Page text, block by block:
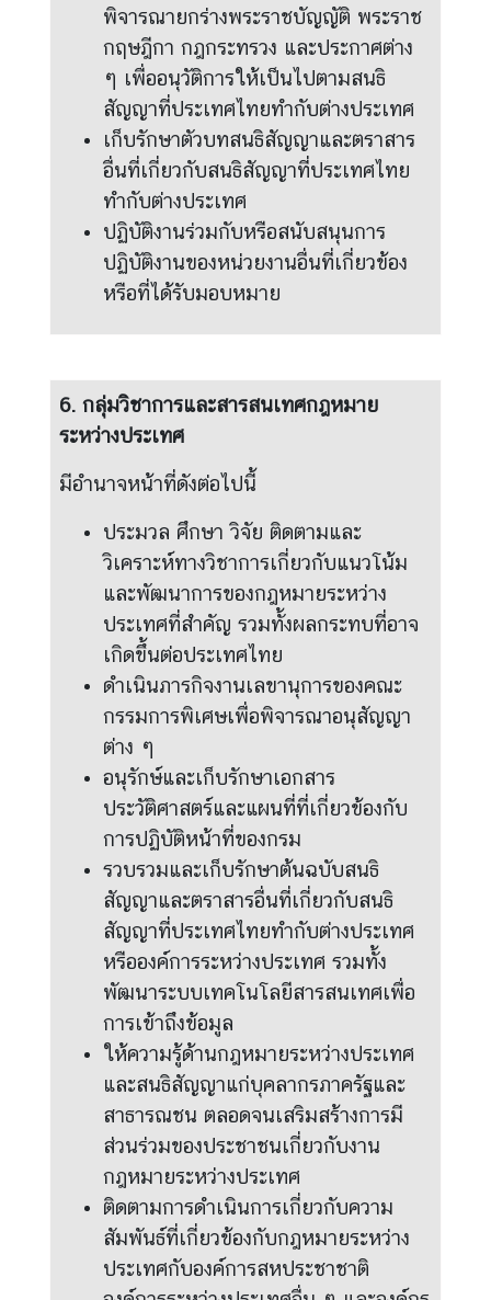
พิจารณายกร่างพระราชบัญญัติ พระราช
กฤษฎีกา กฎกระทรวง และประกาศต่าง
ๆ เพื่ออนุวัติการให้เป็นไปตามสนธิ
สัญญาที่ประเทศไทยทำกับต่างประเทศ
เก็บรักษาตัวบทสนธิสัญญาและตราสาร
อื่นที่เกี่ยวกับสนธิสัญญาที่ประเทศไทย
ทำกับต่างประเทศ
ปฏิบัติงานร่วมกับหรือสนับสนุนการ
ปฏิบัติงานของหน่วยงานอื่นที่เกี่ยวข้อง
หรือที่ได้รับมอบหมาย
6. กลุ่มวิชาการและสารสนเทศกฎหมาย
ระหว่างประเทศ
มีอำนาจหน้าที่ดังต่อไปนี้
ประมวล ศึกษา วิจัย ติดตามและ
วิเคราะห์ทางวิชาการเกี่ยวกับแนวโน้ม
และพัฒนาการของกฎหมายระหว่าง
ประเทศที่สำคัญ รวมทั้งผลกระทบที่อาจ
เกิดขึ้นต่อประเทศไทย
ดำเนินภารกิจงานเลขานุการของคณะ
กรรมการพิเศษเพื่อพิจารณาอนุสัญญา
ต่าง ๆ
อนุรักษ์และเก็บรักษาเอกสาร
ประวัติศาสตร์และแผนที่ที่เกี่ยวข้องกับ
การปฏิบัติหน้าที่ของกรม
รวบรวมและเก็บรักษาต้นฉบับสนธิ
สัญญาและตราสารอื่นที่เกี่ยวกับสนธิ
สัญญาที่ประเทศไทยทำกับต่างประเทศ
หรือองค์การระหว่างประเทศ รวมทั้ง
พัฒนาระบบเทคโนโลยีสารสนเทศเพื่อ
การเข้าถึงข้อมูล
ให้ความรู้ด้านกฎหมายระหว่างประเทศ
และสนธิสัญญาแก่บุคลากรภาครัฐและ
สาธารณชน ตลอดจนเสริมสร้างการมี
ส่วนร่วมของประชาชนเกี่ยวกับงาน
กฎหมายระหว่างประเทศ
ติดตามการดำเนินการเกี่ยวกับความ
สัมพันธ์ที่เกี่ยวข้องกับกฎหมายระหว่าง
ประเทศกับองค์การสหประชาชาติ